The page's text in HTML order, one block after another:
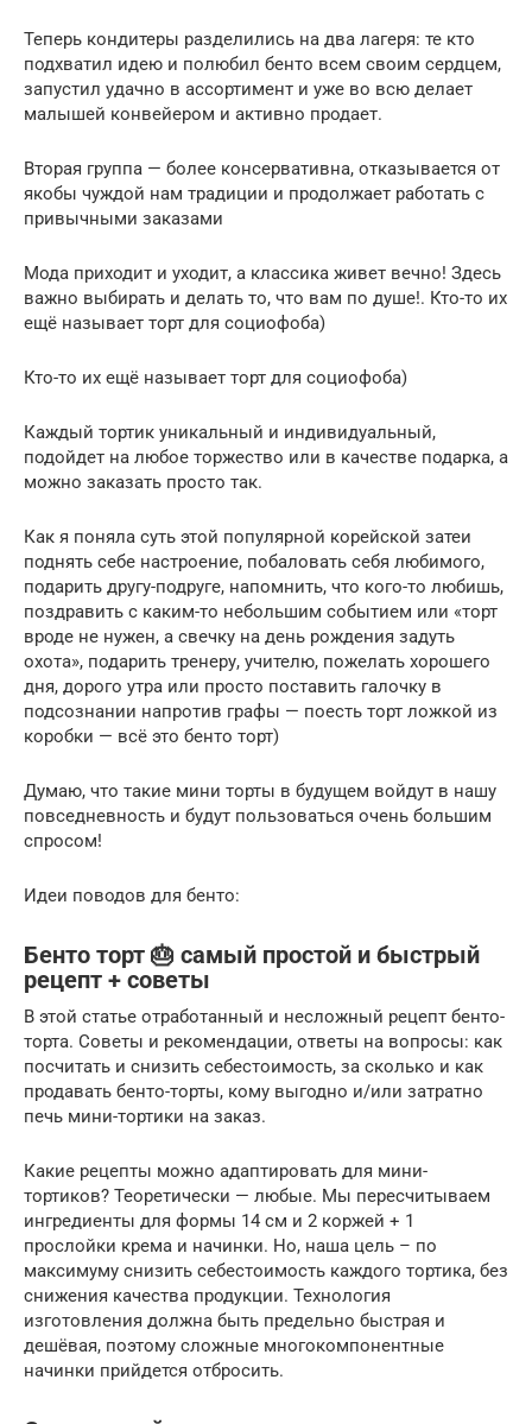
Теперь кондитеры разделились на два лагеря: те кто
подхватил идею и полюбил бенто всем своим сердцем,
запустил удачно в ассортимент и уже во всю делает
малышей конвейером и активно продает.
Вторая группа — более консервативна, отказывается от
якобы чуждой нам традиции и продолжает работать с
привычными заказами
Мода приходит и уходит, а классика живет вечно! Здесь
важно выбирать и делать то, что вам по душе!. Кто-то их
ещё называет торт для социофоба)
Кто-то их ещё называет торт для социофоба)
Каждый тортик уникальный и индивидуальный,
подойдет на любое торжество или в качестве подарка, а
можно заказать просто так.
Как я поняла суть этой популярной корейской затеи
поднять себе настроение, побаловать себя любимого,
подарить другу-подруге, напомнить, что кого-то любишь,
поздравить с каким-то небольшим событием или «торт
вроде не нужен, а свечку на день рождения задуть
охота», подарить тренеру, учителю, пожелать хорошего
дня, дорого утра или просто поставить галочку в
подсознании напротив графы — поесть торт ложкой из
коробки — всё это бенто торт)
Думаю, что такие мини торты в будущем войдут в нашу
повседневность и будут пользоваться очень большим
спросом!
Идеи поводов для бенто:
Бенто торт 🎂 самый простой и быстрый
рецепт + советы
В этой статье отработанный и несложный рецепт бенто-
торта. Советы и рекомендации, ответы на вопросы: как
посчитать и снизить себестоимость, за сколько и как
продавать бенто-торты, кому выгодно и/или затратно
печь мини-тортики на заказ.
Какие рецепты можно адаптировать для мини-
тортиков? Теоретически — любые. Мы пересчитываем
ингредиенты для формы 14 см и 2 коржей + 1
прослойки крема и начинки. Но, наша цель – по
максимуму снизить себестоимость каждого тортика, без
снижения качества продукции. Технология
изготовления должна быть предельно быстрая и
дешёвая, поэтому сложные многокомпонентные
начинки прийдется отбросить.